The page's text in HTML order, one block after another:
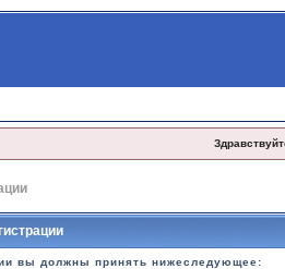
вы должны принять нижеследующее: